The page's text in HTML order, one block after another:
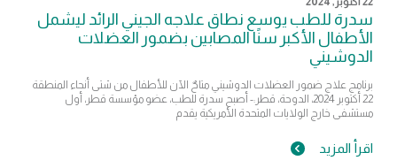
سدرة للطب يوسع نطاق علاجه الجيني الرائد ليشمل
الأطفال الأكبر سنًا المصابين بضمور العضلات
الدوشيني
​برنامج علاج ضمور العضلات الدوشيني متاحٌ الآن للأطفال من شتى أنحاء المنطقة
22 أكتوبر 2024، الدوحة، قطر:- أصبح سدرة للطب، عضو مؤسسة قطر، أول
مستشفى خارج الولايات المتحدة الأمريكية يقدم
اقرأ المزيد